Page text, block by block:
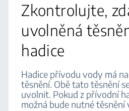
Zkontrolujte,
uvolněná
hadice
Hadice přívodu vody má
těsnění. Obě tato těsnění
uvolnit. Pokud z přívodní
možná bude nutné těsnění